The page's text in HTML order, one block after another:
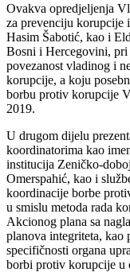
Ovakva opredjeljenja
za prevenciju
Hasim Šabotić, kao i
Bosni i Hercegovini, pri
povezanost vladinog i
korupcije, a koju
borbu protiv korupcije
2019.
U drugom dijelu
koordinatorima kao
institucija Zeničko-
Omerspahić, kao i
koordinacije borbe
u smislu metoda rada
Akcionog plana sa
planova integriteta, kao
specifičnosti organa
borbi protiv korupcije u